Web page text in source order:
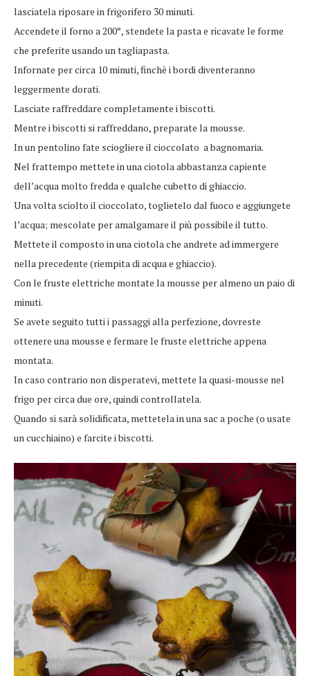
lasciatela riposare in frigorifero 30 minuti.
Accendete il forno a 200°, stendete la pasta e ricavate le forme
che preferite usando un tagliapasta.
Infornate per circa 10 minuti, finchè i bordi diventeranno
leggermente dorati.
Lasciate raffreddare completamente i biscotti.
Mentre i biscotti si raffreddano, preparate la mousse.
In un pentolino fate sciogliere il cioccolato a bagnomaria.
Nel frattempo mettete in una ciotola abbastanza capiente
dell’acqua molto fredda e qualche cubetto di ghiaccio.
Una volta sciolto il cioccolato, toglietelo dal fuoco e aggiungete
l’acqua; mescolate per amalgamare il più possibile il tutto.
Mettete il composto in una ciotola che andrete ad immergere
nella precedente (riempita di acqua e ghiaccio).
Con le fruste elettriche montate la mousse per almeno un paio di
minuti.
Se avete seguito tutti i passaggi alla perfezione, dovreste
ottenere una mousse e fermare le fruste elettriche appena
montata.
In caso contrario non disperatevi, mettete la quasi-mousse nel
frigo per circa due ore, quindi controllatela.
Quando si sarà solidificata, mettetela in una sac a poche (o usate
un cucchiaino) e farcite i biscotti.